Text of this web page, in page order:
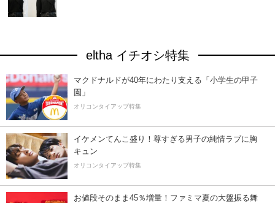
eltha イチオシ特集
マクドナルドが40年にわたり支える「小学生の甲子
園」
オリコンタイアップ特集
イケメンてんこ盛り！尊すぎる男子の純情ラブに胸
キュン
オリコンタイアップ特集
お値段そのまま45％増量！ファミマ夏の大盤振る舞